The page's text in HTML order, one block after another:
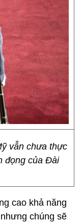
vẫn chưa thực
đọng của Đài
cao khả năng
chúng sẽ